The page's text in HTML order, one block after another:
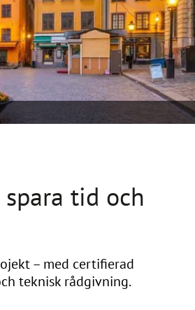
tid och
– med certifierad
teknisk rådgivning.